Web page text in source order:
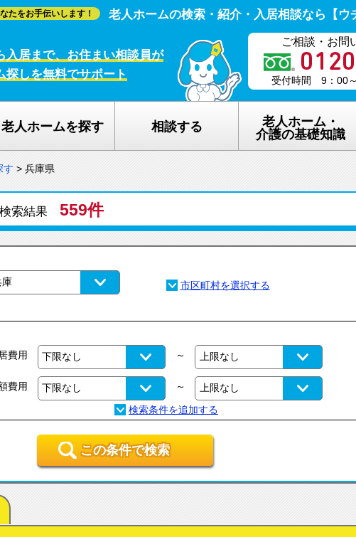
たをお手伝いします！ 老人ホームの検索・紹介・入居相談なら【ウ
入居まで、お住まい相談員が
探しを無料でサポート
ご相談・お問
受付時間 9：00～
老人ホームを探す 相談する
老人ホーム・
介護の基礎知識
在宅介護サービスについ
認知症について
生活保護について
老人
老人
ウチ
ウチ
す > 兵庫県
索結果 559件
費用 ～
費用 ～
この条件で検索